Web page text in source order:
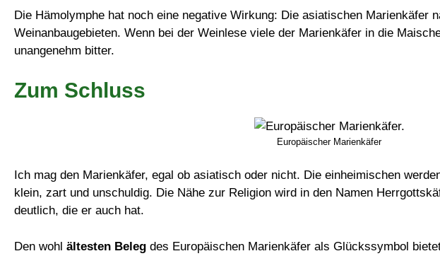
Die Hämolymphe hat noch eine negative Wirkung: Die asiatischen Marienkäfer
Weinanbaugebieten. Wenn bei der Weinlese viele der Marienkäfer in die
unangenehm bitter.
Zum Schluss
Europäischer Marienkäfer
Ich mag den Marienkäfer, egal ob asiatisch oder nicht. Die einheimischen
klein, zart und unschuldig. Die Nähe zur Religion wird in den Namen
deutlich, die er auch hat.
Den wohl ältesten Beleg des Europäischen Marienkäfer als Glückssymbol